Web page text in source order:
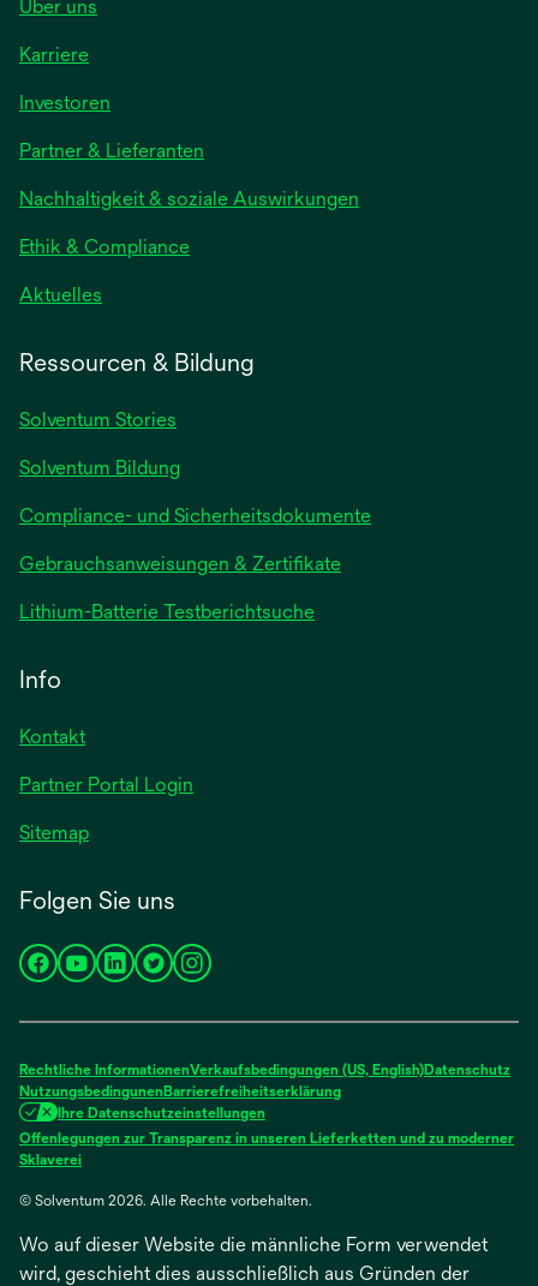
Über uns
Karriere
Investoren
einer
neuen
Registerkarte
geöffnet
Partner & Lieferanten
Nachhaltigkeit & soziale Auswirkungen
Ethik & Compliance
Aktuelles
Registerkarte
Ressourcen & Bildung
Solventum Stories
Solventum Bildung
Compliance- und Sicherheitsdokumente
Gebrauchsanweisungen & Zertifikatewird
Lithium-Batterie Testberichtsuchewird
Info
Kontakt
Partner Portal Login
Sitemap
Folgen Sie uns
wird
neuen
Registerkarte
geöffnet
wird
neuen
Registerkarte
geöffnet
wird
neuen
Registerkarte
geöffnet
wird
neuen
Registerkarte
geöffnet
wird
neuen
Registerkarte
geöffnet
Rechtliche InformationenVerkaufsbedingungen (US, English)Datenschutz
NutzungsbedingunenBarrierefreiheitserklärung
Ihre Datenschutzeinstellungen
Offenlegungen zur Transparenz in unseren Lieferketten und zu moderner
Sklavereiwird
einer
Registerkarte
geöffnet
© Solventum 2026. Alle Rechte vorbehalten.
Wo auf dieser Website die männliche Form verwendet
wird, geschieht dies ausschließlich aus Gründen der